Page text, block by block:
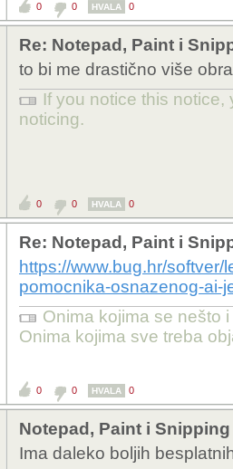
0 0 HVALA 0
Re: Notepad, Paint i
to bi me drastično više
If you notice this
noticing.
0 0 HVALA 0
Re: Notepad, Paint i
https://www.bug.hr/
pomocnika-osnazenog-ai-
Onima kojima se nešto
Onima kojima sve treba
0 0 HVALA 0
Notepad, Paint i
Ima daleko boljih